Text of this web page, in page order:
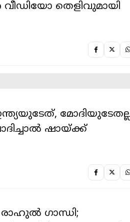
വീഡിയോ തെളിവുമായി
ഷായ്ക്ക്
രാഹുല്‍ ഗാന്ധി;